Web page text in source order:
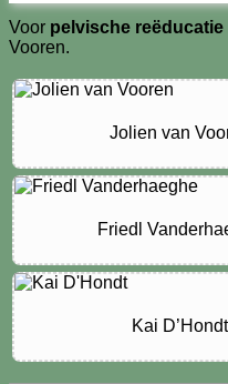
Voor pelvische reëducatie
Vooren.
Jolien van
Friedl
Kai D’Hondt